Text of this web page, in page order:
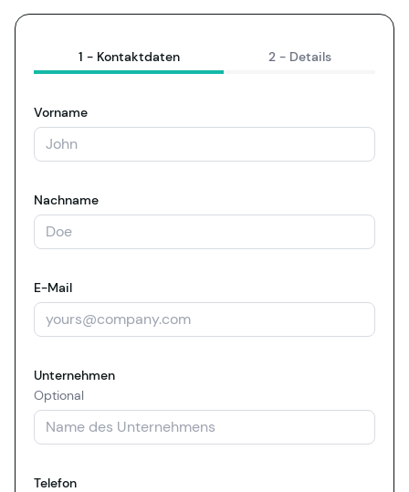
1 - Kontaktdaten 2 - Details
Vorname
Nachname
E-Mail
Unternehmen
Optional
Telefon